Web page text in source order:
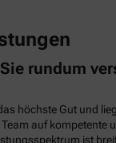
rundum
höchste Gut und
auf kompetente
ist